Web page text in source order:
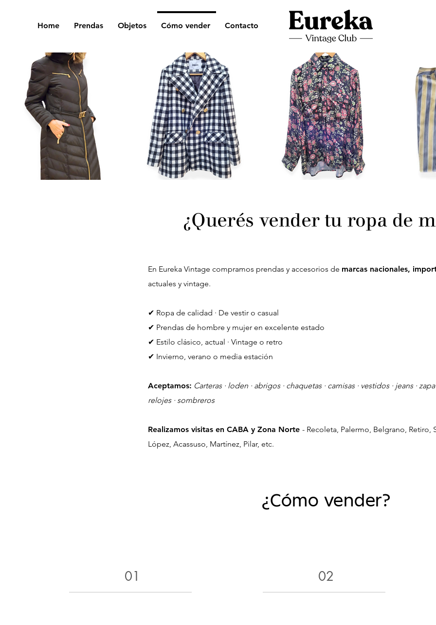
Home Prendas Objetos Cómo vender Contacto
¿Querés vender tu ropa de
En Eureka Vintage compramos prendas y accesorios de marcas nacionales,
actuales y vintage.
✔ Ropa de calidad · De vestir o casual
✔ Prendas de hombre y mujer en excelente estado
✔ Estilo clásico, actual · Vintage o retro
✔ Invierno, verano o media estación
Aceptamos: Carteras · loden · abrigos · chaquetas · camisas · vestidos · jeans ·
relojes · sombreros
​Realizamos visitas en CABA y Zona Norte - Recoleta, Palermo, Belgrano, Retiro,
López, Acassuso, Martínez, Pilar, etc.
¿Cómo vender?
01 02